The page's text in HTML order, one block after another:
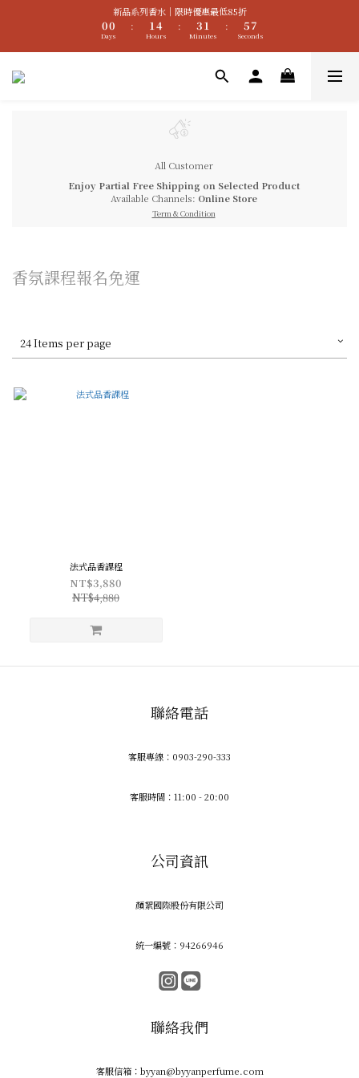
加入新會員 可現折$200購物金
新品系列香水｜限時優惠最低85折
0
1
0
Days
:
2
1
0
5
4
3
2
Hours
:
4
3
2
1
2
1
0
Minutes
:
6
5
4
3
1
6
5
4
3
2
Seconds
加入新會員 可現折$200購物金
All Customer
Enjoy Partial Free Shipping on Selected Product
Available Channels: Online Store
Term & Condition
香氛課程報名免運
24 Items per page
法式品香課程
NT$3,880
NT$4,880
聯絡電話
客服專線：0903-290-333
客服時間：11:00 - 20:00
公司資訊
顏絮國際股份有限公司
統一編號：94266946
聯絡我們
客服信箱：byyan@byyanperfume.com